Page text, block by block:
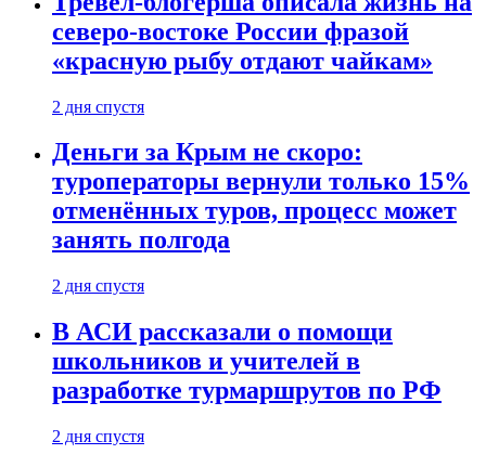
северо-востоке России фразой
«красную рыбу отдают чайкам»
2 дня спустя
Деньги за Крым не скоро:
туроператоры вернули только 15%
отменённых туров, процесс может
занять полгода
2 дня спустя
В АСИ рассказали о помощи
школьников и учителей в
разработке турмаршрутов по РФ
2 дня спустя